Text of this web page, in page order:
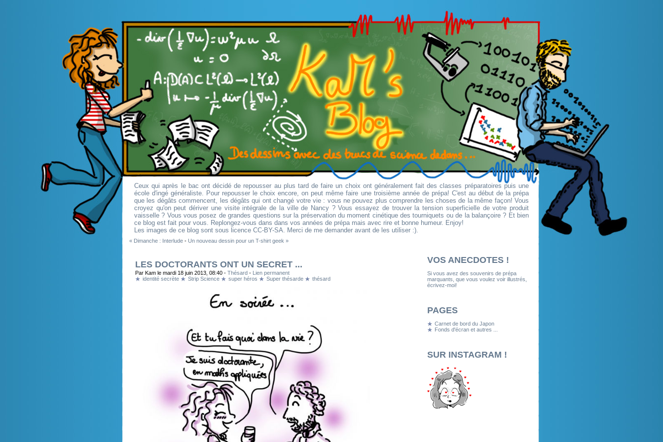
Ceux qui après le bac ont décidé de repousser au plus tard de faire un choix ont généralement fait des classes préparatoires puis une
école d'ingé généraliste. Pour repousser le choix encore, on peut même faire une troisième année de prépa! C'est au début de la prépa
que les dégâts commencent, les dégâts qui ont changé votre vie : vous ne pouvez plus comprendre les choses de la même façon! Vous
croyez qu'on peut dériver une visite intégrale de la ville de Nancy ? Vous essayez de trouver la tension superficielle de votre produit
vaisselle ? Vous vous posez de grandes questions sur la préservation du moment cinétique des tourniquets ou de la balançoire ? Et bien
ce blog est fait pour vous. Replongez-vous dans dans vos années de prépa mais avec rire et bonne humeur. Enjoy!
Les images de ce blog sont sous licence CC-BY-SA. Merci de me demander avant de les utiliser :).
« Dimanche : Interlude - Un nouveau dessin pour un T-shirt geek »
LES DOCTORANTS ONT UN SECRET ...
Par Kam le mardi 18 juin 2013, 08:40 - Thésard - Lien permanent
identité secrète
Strip Science super héros Super thésarde thésard
VOS ANECDOTES !
Si vous avez des souvenirs de prépa
marquants, que vous voulez voir illustrés,
écrivez-moi!
PAGES
Carnet de bord du Japon
Fonds d'écran et autres ...
SUR INSTAGRAM !